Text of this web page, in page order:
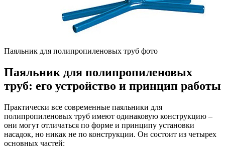
Паяльник для полипропиленовых труб фото
Паяльник для полипропиленовых
труб: его устройство и принцип работы
Практически все современные паяльники для
полипропиленовых труб имеют одинаковую конструкцию –
они могут отличаться по форме и принципу установки
насадок, но никак не по конструкции. Он состоит из четырех
основных частей: